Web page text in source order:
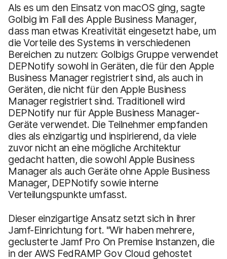
Als es um den Einsatz von macOS ging, sagte
Golbig im Fall des Apple Business Manager,
dass man etwas Kreativität eingesetzt habe, um
die Vorteile des Systems in verschiedenen
Bereichen zu nutzen: Golbigs Gruppe verwendet
DEPNotify sowohl in Geräten, die für den Apple
Business Manager registriert sind, als auch in
Geräten, die nicht für den Apple Business
Manager registriert sind. Traditionell wird
DEPNotify nur für Apple Business Manager-
Geräte verwendet. Die Teilnehmer empfanden
dies als einzigartig und inspirierend, da viele
zuvor nicht an eine mögliche Architektur
gedacht hatten, die sowohl Apple Business
Manager als auch Geräte ohne Apple Business
Manager, DEPNotify sowie interne
Verteilungspunkte umfasst.
Dieser einzigartige Ansatz setzt sich in ihrer
Jamf-Einrichtung fort. "Wir haben mehrere,
geclusterte Jamf Pro On Premise Instanzen, die
in der AWS FedRAMP Gov Cloud gehostet